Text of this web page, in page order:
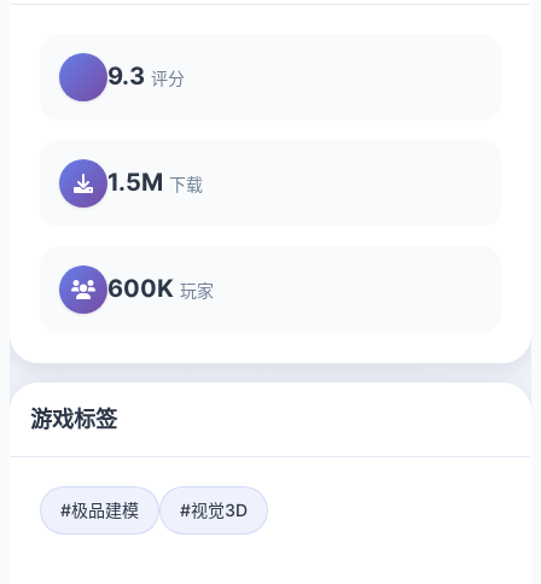
9.3 评分
1.5M 下载
600K 玩家
游戏标签
#极品建模 #视觉3D